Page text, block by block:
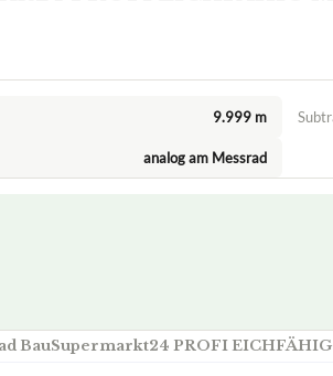
9.999 m
analog am Messrad
BauSupermarkt24 PROFI